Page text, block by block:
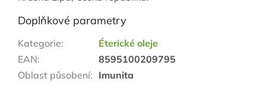
Doplňkové parametry
Kategorie:
Éterické oleje
EAN:
8595100209795
Oblast působení: Imunita